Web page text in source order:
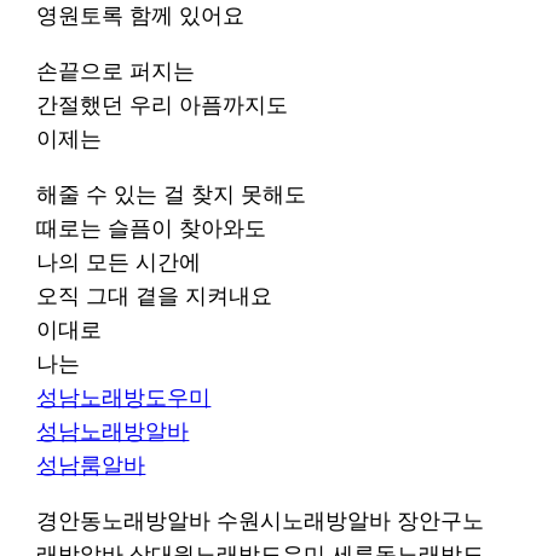
영원토록 함께 있어요
손끝으로 퍼지는
간절했던 우리 아픔까지도
이제는
해줄 수 있는 걸 찾지 못해도
때로는 슬픔이 찾아와도
나의 모든 시간에
오직 그대 곁을 지켜내요
이대로
나는
성남노래방도우미
성남노래방알바
성남룸알바
경안동노래방알바 수원시노래방알바 장안구노